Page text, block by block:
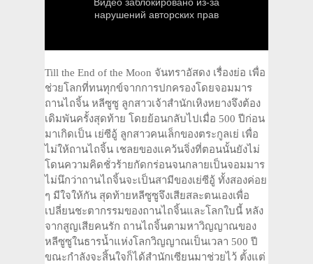
Till the End of the Moon จันทราอัสดง เรื่องย่อ เพื่อ
ช่วยโลกที่ทนทุกข์จากการปกครองโดยจอมมาร
ถานไถจิ้น หลีซูซู ลูกสาวเจ้าสำนักเหิงหยางจึงต้อง
เดิมพันครั้งสุดท้าย โดยย้อนกลับไปเมื่อ 500 ปีก่อน
มาเกิดเป็น เย่ซีอู้ ลูกสาวคนเล็กของตระกูลเย่ เพื่อ
ไม่ให้ถานไถจิ้น เชลยของแคว้นจิ่งที่ตอนนั้นยังไม่
โดนความคิดชั่วร้ายกัดกร่อนจนกลายเป็นจอมมาร
ไม่นึกว่าถานไถจิ้นจะเป็นสามีของเย่ซีอู้ ทั้งสองค่อย
ๆ มีใจให้กัน สุดท้ายหลีซูซูจึงเสียสละตนเองเพื่อ
เปลี่ยนชะตากรรมของถานไถจิ้นและโลกใบนี้ หลัง
จากสูญเสียคนรัก ถานไถจิ้นตามหาวิญญาณของ
หลีซูซูในธารน้ำแห่งโลกวิญญาณเป็นเวลา 500 ปี
ขณะกำลังจะสิ้นใจก็ได้สำนักเซียนมาช่วยไว้ ตั้งแต่